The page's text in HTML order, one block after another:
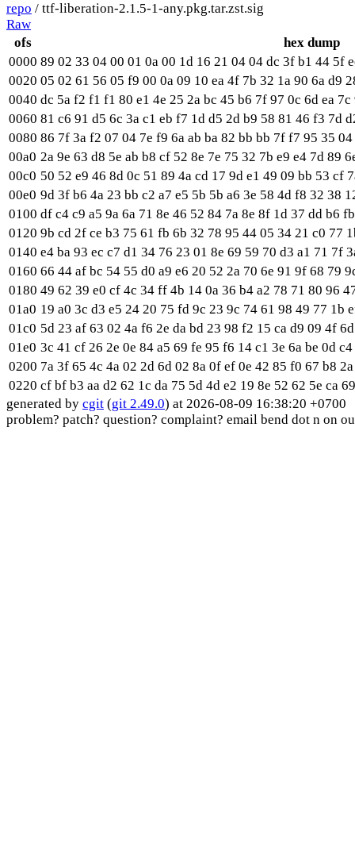
repo / ttf-liberation-2.1.5-1-any.pkg.tar.zst.sig
Raw
ofs
hex dump
0000 89 02 33 04 00 01 0a 00 1d 16 21 04 04 dc 3f b1 44 5f
0020 05 02 61 56 05 f9 00 0a 09 10 ea 4f 7b 32 1a 90 6a d9
0040 dc 5a f2 f1 f1 80 e1 4e 25 2a bc 45 b6 7f 97 0c 6d ea
0060 81 c6 91 d5 6c 3a c1 eb f7 1d d5 2d b9 58 81 46 f3 7d
0080 86 7f 3a f2 07 04 7e f9 6a ab ba 82 bb bb 7f f7 95 35
00a0 2a 9e 63 d8 5e ab b8 cf 52 8e 7e 75 32 7b e9 e4 7d 89
00c0 50 52 e9 46 8d 0c 51 89 4a cd 17 9d e1 49 09 bb 53 cf
00e0 9d 3f b6 4a 23 bb c2 a7 e5 5b 5b a6 3e 58 4d f8 32 38
0100 df c4 c9 a5 9a 6a 71 8e 46 52 84 7a 8e 8f 1d 37 dd b6
0120 9b cd 2f ce b3 75 61 fb 6b 32 78 95 44 05 34 21 c0 77
0140 e4 ba 93 ec c7 d1 34 76 23 01 8e 69 59 70 d3 a1 71 7f
0160 66 44 af bc 54 55 d0 a9 e6 20 52 2a 70 6e 91 9f 68 79
0180 49 62 39 e0 cf 4c 34 ff 4b 14 0a 36 b4 a2 78 71 80 96
01a0 19 a0 3c d3 e5 24 20 75 fd 9c 23 9c 74 61 98 49 77 1b
01c0 5d 23 af 63 02 4a f6 2e da bd 23 98 f2 15 ca d9 09 4f
01e0 3c 41 cf 26 2e 0e 84 a5 69 fe 95 f6 14 c1 3e 6a be 0d
0200 7a 3f 65 4c 4a 02 2d 6d 02 8a 0f ef 0e 42 85 f0 67 b8
0220 cf bf b3 aa d2 62 1c da 75 5d 4d e2 19 8e 52 62 5e ca
generated by cgit (git 2.49.0) at 2026-08-09 16:38:20 +0700
problem? patch? question? complaint? email bend dot n on